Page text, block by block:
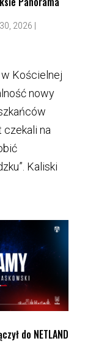
2026 |
Kościelnej
nowy
czekali na
Kaliski
do NETLAND